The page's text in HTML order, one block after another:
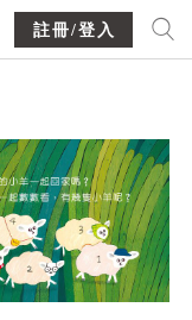
註冊/登入